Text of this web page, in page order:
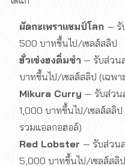
ผัดกะเพราแชมป์โลก — รั
500 บาทขึ้นไป/เซลส์สลิป
ฮั่วเซ่งฮงติ่มซำ — รับส่วน
บาทขึ้นไป/เซลส์สลิป (เฉพา
Mikura Curry — รับส่วน
1,000 บาทขึ้นไป/เซลส์สลิป
รวมแอลกอฮอล์)
Red Lobster — รับส่วน
5,000 บาทขึ้นไป/เซลส์สลิ